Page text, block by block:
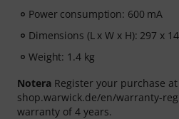
Power consumption: 600 mA
Dimensions (L x W x H): 297 x
Weight: 1.4 kg
Notera Register your purchase at
shop.warwick.de/en/warranty-
warranty of 4 years.